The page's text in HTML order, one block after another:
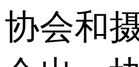
协会和